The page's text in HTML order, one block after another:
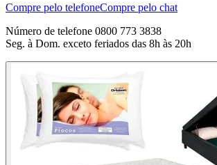
Compre pelo telefoneCompre pelo chat
Número de telefone 0800 773 3838
Seg. à Dom. exceto feriados das 8h às 20h